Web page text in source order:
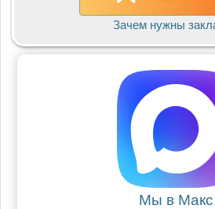
Зачем нужны
Мы в Макс